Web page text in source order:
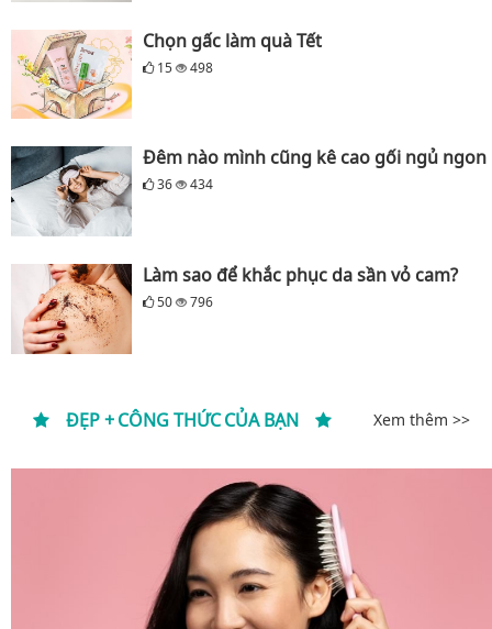
Chọn gấc làm quà Tết
15 498
Đêm nào mình cũng kê cao gối ngủ ngon
36 434
Làm sao để khắc phục da sần vỏ cam?
50 796
ĐẸP + CÔNG THỨC CỦA BẠN Xem thêm >>